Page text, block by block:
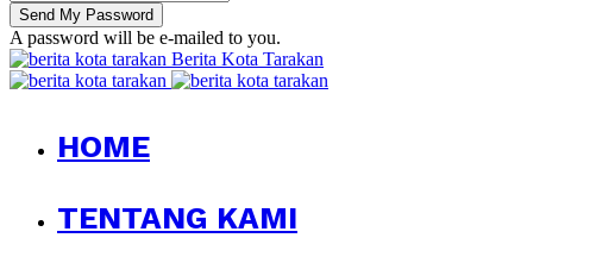
A password will be e-mailed to you.
Berita Kota Tarakan
HOME
TENTANG KAMI